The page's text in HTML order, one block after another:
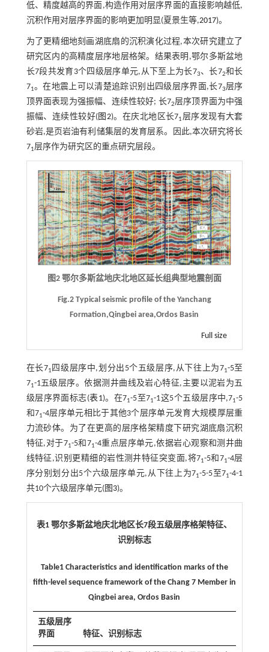
低、精度越高的界面,构造作用对层序界面的直接影响越低,
沉积作用对层序界面的影响更加明显(夏景生等,2017)。
为了更精细地刻画湖底扇的沉积演化过程,本次研究建立了
研究区内的高精度层序地层格架。结果表明,鄂尔多斯盆地
长7段共发育3个四级层序单元,从下至上为长73、长72和长
71。在地震上可以清楚追踪识别出四级层序界面,长73层序
顶界面表现为强振幅、连续性较好; 长72层序顶界面为中强
振幅、连续性较好(图2)。在庆北地区长71层序发现有大套
砂岩,是页岩油有利储集层的发育层系。因此,本次研究将长
71层序作为研究区的重点研究层段。
图2 鄂尔多斯盆地庆北地区延长组典型地震剖面
Fig.2 Typical seismic profile of the Yanchang
Formation,Qingbei area,Ordos Basin
Full size
在长71 四级层序中,划分出5个五级层序,从下往上为71-5至
71-1五级层序。依据测井曲线及岩心特征,主要以泥岩为五
级层序界面标志(表1)。在71-5至71-1这5个五级层序中,71-5
和71-4层序单元相比于其他3个层序单元发育大规模厚层重
力流砂体。为了在更高的层序格架精度下研究湖底扇沉积
特征,对于71-5和71-4重点层序单元,依据岩心观察和测井曲
线特征,识别更精细的岩性测井特征突变面,将71-5和71-4层
序分别划分出5个六级层序单元,从下往上为71-5-5至71-4-1
共10个六级层序单元(图3)。
表1 鄂尔多斯盆地庆北地区长7段五级层序格架特征、
识别标志
Table1 Characteristics and identification marks of the
fifth-level sequence framework of the Chang 7 Member in
Qingbei area, Ordos Basin
五级层序
界面
特征、识别标志